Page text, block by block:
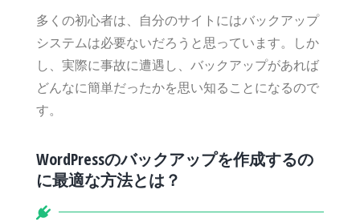
多くの初心者は、自分のサイトにはバックアップ
システムは必要ないだろうと思っています。しか
し、実際に事故に遭遇し、バックアップがあれば
どんなに簡単だったかを思い知ることになるので
す。
WordPressのバックアップを作成するの
に最適な方法とは？